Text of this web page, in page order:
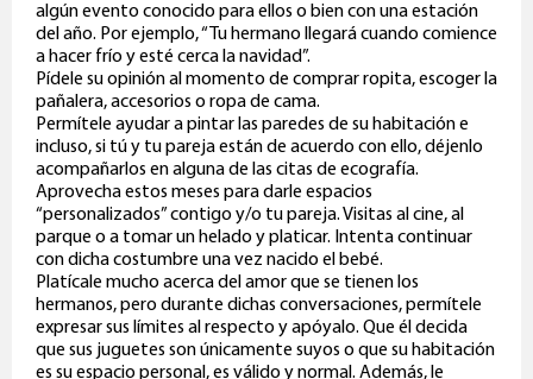
algún evento conocido para ellos o bien con una estación
del año. Por ejemplo, “Tu hermano llegará cuando comience
a hacer frío y esté cerca la navidad”.
Pídele su opinión al momento de comprar ropita, escoger la
pañalera, accesorios o ropa de cama.
Permítele ayudar a pintar las paredes de su habitación e
incluso, si tú y tu pareja están de acuerdo con ello, déjenlo
acompañarlos en alguna de las citas de ecografía.
Aprovecha estos meses para darle espacios
“personalizados” contigo y/o tu pareja. Visitas al cine, al
parque o a tomar un helado y platicar. Intenta continuar
con dicha costumbre una vez nacido el bebé.
Platícale mucho acerca del amor que se tienen los
hermanos, pero durante dichas conversaciones, permítele
expresar sus límites al respecto y apóyalo. Que él decida
que sus juguetes son únicamente suyos o que su habitación
es su espacio personal, es válido y normal. Además, le